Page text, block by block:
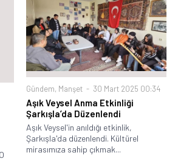
Gündem Manşet 30 Mart 2025 00:34
Aşık Veysel Anma Etkinliği
Şarkışla’da Düzenlendi
Aşık Veysel'in anıldığı etkinlik,
Şarkışla'da düzenlendi. Kültürel
mirasımıza sahip çıkmak...